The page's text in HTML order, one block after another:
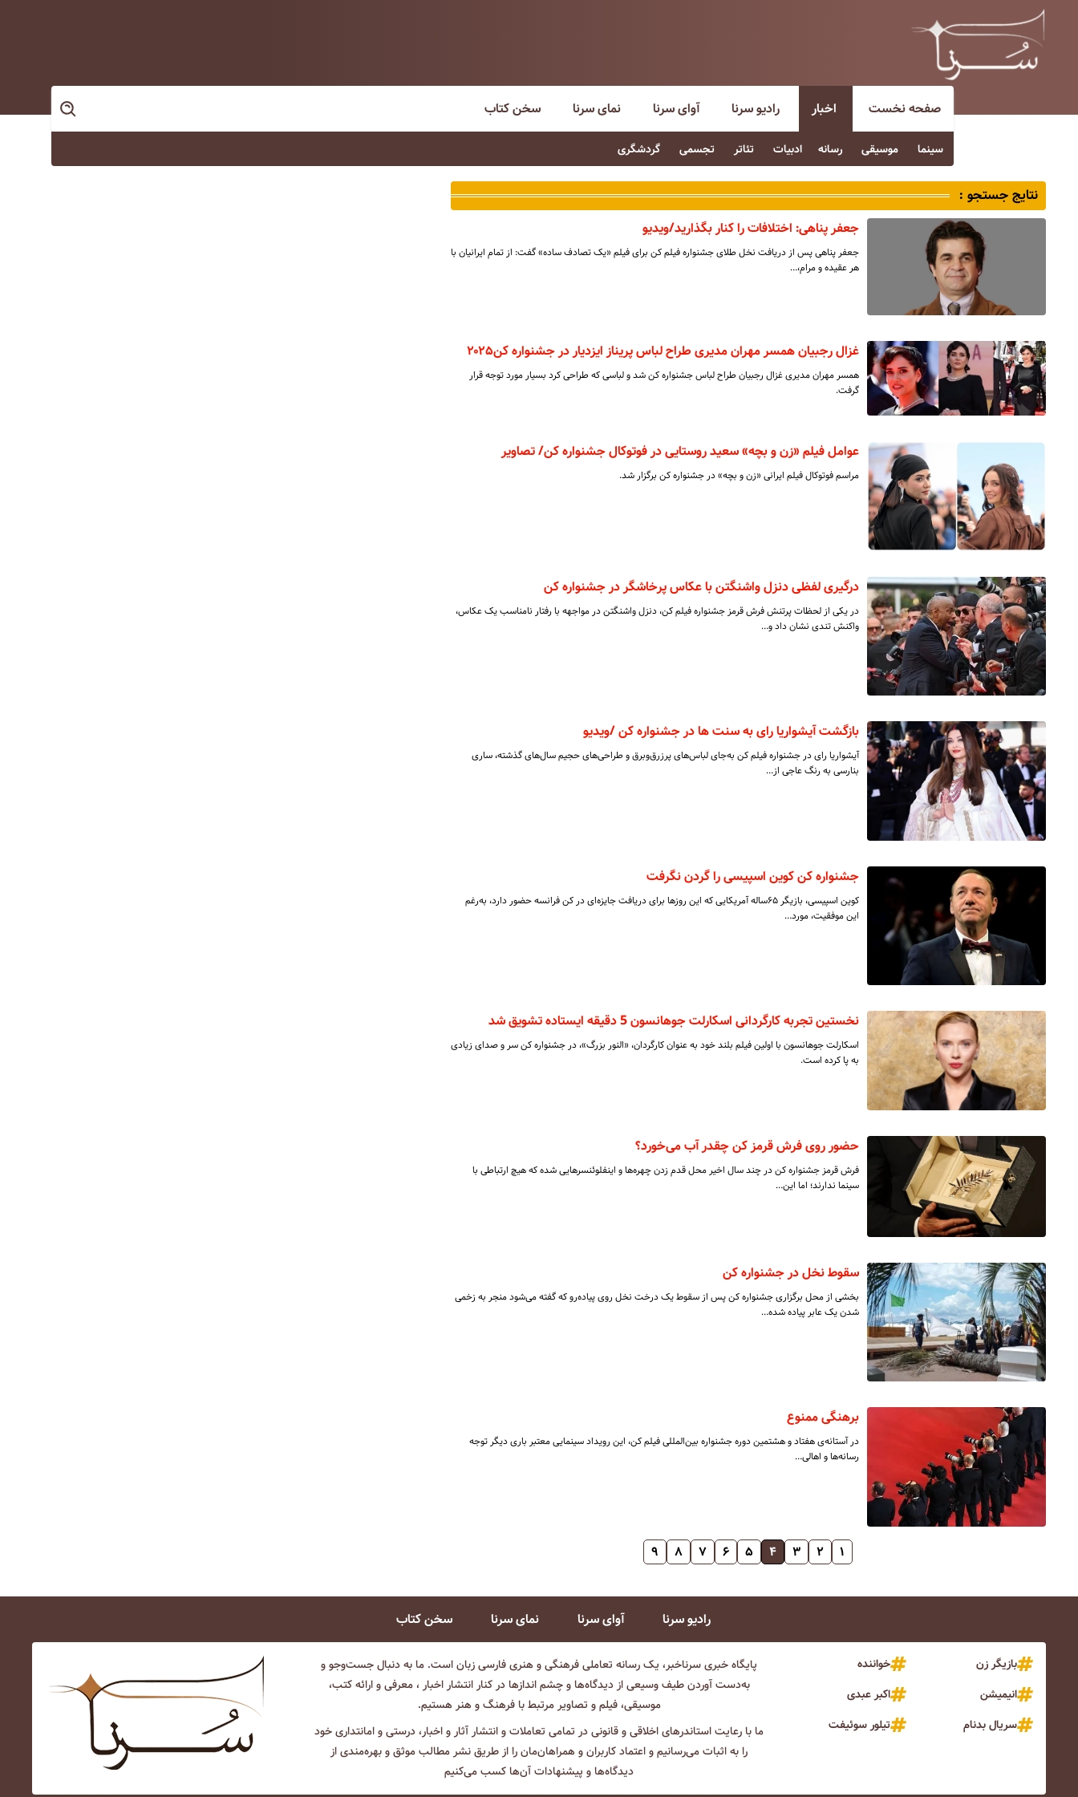
صفحه نخست اخبار
سینما موسیقی رسانه ادبیات تئاتر تجسمی گردشگری
رادیو سرنا آوای سرنا نمای سرنا سخن کتاب
نتایج جستجو :
جعفر پناهی: اختلافات را کنار بگذارید/ویدیو
جعفر پناهی پس از دریافت نخل طلای جشنواره فیلم کن برای فیلم «یک تصادف ساده» گفت: از تمام ایرانیان با
هر عقیده و مرام،…
غزال رجبیان همسر مهران مدیری طراح لباس پریناز ایزدیار در جشنواره کن۲۰۲۵
همسر مهران مدیری غزال رجبیان طراح لباس جشنواره کن شد و لباسی که طراحی کرد بسیار مورد توجه قرار
گرفت.
عوامل فیلم «زن و بچه» سعید روستایی در فوتوکال جشنواره کن/ تصاویر
مراسم فوتوکال فیلم ایرانی «زن و بچه» در جشنواره کن برگزار شد.
درگیری لفظی دنزل واشنگتن با عکاس پرخاشگر در جشنواره کن
در یکی از لحظات پرتنش فرش قرمز جشنواره فیلم کن، دنزل واشنگتن در مواجهه با رفتار نامناسب یک عکاس،
واکنش تندی نشان داد و…
بازگشت آیشواریا رای به سنت ها در جشنواره کن /ویدیو
آیشواریا رای در جشنواره فیلم کن به‌جای لباس‌های پرزرق‌وبرق و طراحی‌های حجیم سال‌های گذشته، ساری
بنارسی به رنگ عاجی از…
جشنواره کن کوین اسپیسی را گردن نگرفت
کوین اسپیسی، بازیگر ۶۵ساله آمریکایی که این روزها برای دریافت جایزه‌ای در کن فرانسه حضور دارد، به‌رغم
این موفقیت، مورد…
نخستین تجربه کارگردانی اسکارلت جوهانسون 5 دقیقه ایستاده تشویق شد
اسکارلت جوهانسون با اولین فیلم بلند خود به عنوان کارگردان، «النور بزرگ»، در جشنواره کن سر و صدای زیادی
به پا کرده است.
حضور روی فرش قرمز کن چقدر آب می‌خورد؟
فرش قرمز جشنواره کن در چند سال اخیر محل قدم زدن چهره‌ها و اینفلوئنسرهایی شده که هیچ ارتباطی با
سینما ندارند؛ اما این…
سقوط نخل در جشنواره کن
بخشی از محل برگزاری جشنواره کن پس از سقوط یک درخت نخل روی پیاده‌رو که گفته می‌شود منجر به زخمی
شدن یک عابر پیاده شده…
برهنگی ممنوع
در آستانه‌ی هفتاد و هشتمین دوره جشنواره بین‌المللی فیلم کن، این رویداد سینمایی معتبر باری دیگر توجه
رسانه‌ها و اهالی…
۱ ۲ ۳ ۴ ۵ ۶ ۷ ۸ ۹
رادیو سرنا آوای سرنا نمای سرنا سخن کتاب
بازیگر زن
خواننده
انیمیشن
اکبر عبدی
سریال بدنام
تیلور سوئیفت
پایگاه خبری سرناخبر، یک رسانه تعاملی فرهنگی و هنری فارسی زبان است. ما به دنبال جست‌و‌جو و
به‌دست آوردن طیف وسیعی از دیدگاه‌ها و چشم انداز‌ها در کنار انتشار اخبار ، معرفی و ارائه کتب،
موسیقی، فیلم و تصاویر مرتبط با فرهنگ و هنر هستیم.
ما با رعایت استاندرهای اخلاقی و قانونی در تمامی تعاملات و انتشار آثار و اخبار، درستی و امانتداری خود
را به اثبات می‌رسانیم و اعتماد کاربران و همراهان‌مان را از طریق نشر مطالب موثق و بهره‌مندی از
دیدگاه‌ها و پیشنهادات آن‌ها کسب می‌کنیم